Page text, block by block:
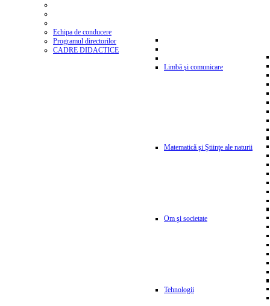
Echipa de conducere
Programul directorilor
CADRE DIDACTICE
Limbă şi comunicare
Matematică şi Ştiinţe ale naturii
Om şi societate
Tehnologii